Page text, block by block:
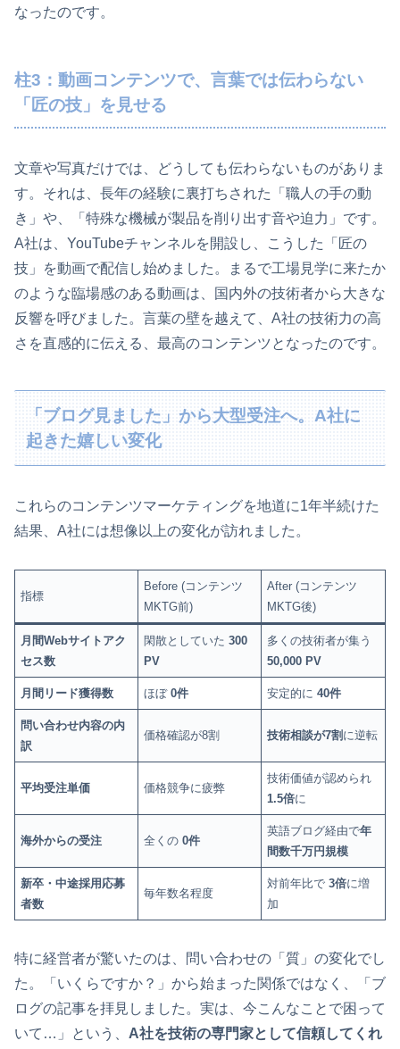
なったのです。
柱3：動画コンテンツで、言葉では伝わらない
「匠の技」を見せる
文章や写真だけでは、どうしても伝わらないものがありま
す。それは、長年の経験に裏打ちされた「職人の手の動
き」や、「特殊な機械が製品を削り出す音や迫力」です。
A社は、YouTubeチャンネルを開設し、こうした「匠の
技」を動画で配信し始めました。まるで工場見学に来たか
のような臨場感のある動画は、国内外の技術者から大きな
反響を呼びました。言葉の壁を越えて、A社の技術力の高
さを直感的に伝える、最高のコンテンツとなったのです。
「ブログ見ました」から大型受注へ。A社に
起きた嬉しい変化
これらのコンテンツマーケティングを地道に1年半続けた
結果、A社には想像以上の変化が訪れました。
指標
Before (コンテンツ
MKTG前)
After (コンテンツ
MKTG後)
月間Webサイトアク
セス数
閑散としていた300
PV
多くの技術者が集う
50,000 PV
月間リード獲得数 ほぼ0件 安定的に40件
問い合わせ内容の内
訳
価格確認が8割 技術相談が7割 に逆転
平均受注単価 価格競争に疲弊
技術価値が認められ
1.5倍に
海外からの受注 全くの0件
英語ブログ経由で年
間数千万円規模
新卒・中途採用応募
者数
毎年数名程度
対前年比で3倍に増
加
特に経営者が驚いたのは、問い合わせの「質」の変化でし
た。「いくらですか？」から始まった関係ではなく、「ブ
ログの記事を拝見しました。実は、今こんなことで困って
いて…」という、 A社を技術の専門家として信頼してくれ